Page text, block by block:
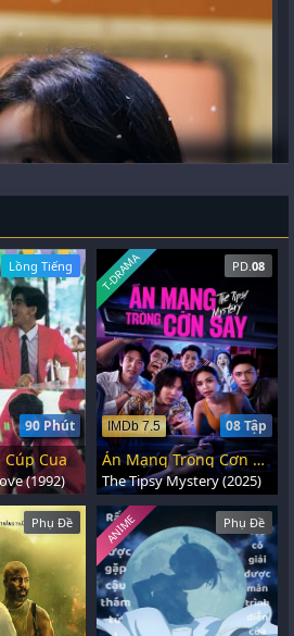
Lồng Tiếng
90 Phút
Cua
(1992)
PD. 08
08 Tập
IMDb 7.5
T-DRAMA
Án Mạng Trong Cơn Say
The Tipsy Mystery (2025)
Phụ Đề Phụ Đề
ANIME